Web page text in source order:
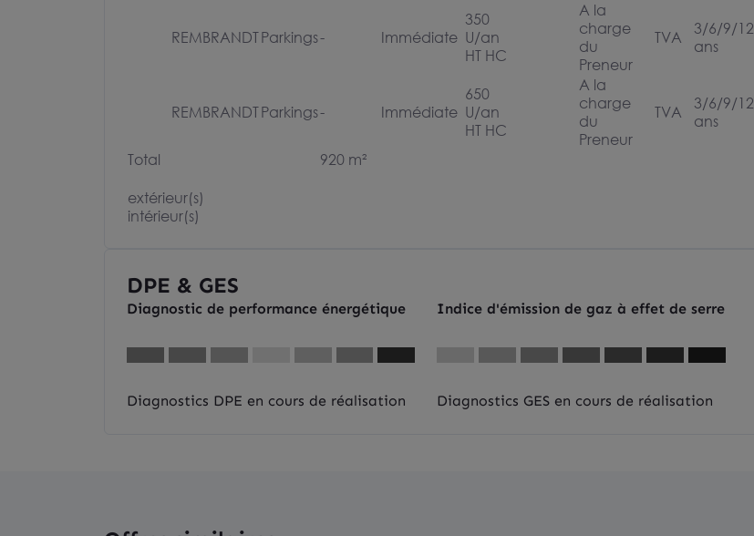
REMBRANDTParkings- Immédiate
350
U/an
HT HC
A la
charge
du
Preneur
TVA
3/6/9/12
ans
REMBRANDTParkings- Immédiate
650
U/an
HT HC
A la
charge
du
Preneur
TVA
3/6/9/12
ans
Total 920 m²
extérieur(s)
intérieur(s)
DPE & GES
Diagnostic de performance énergétique
Diagnostics DPE en cours de réalisation
Indice d'émission de gaz à effet de serre
Diagnostics GES en cours de réalisation